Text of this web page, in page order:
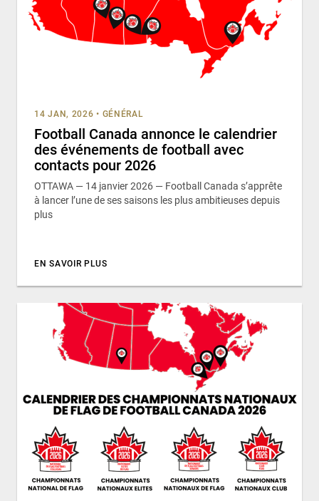
14 JAN, 2026 • GÉNÉRAL
Football Canada annonce le calendrier
des événements de football avec
contacts pour 2026
OTTAWA — 14 janvier 2026 — Football Canada s’apprête
à lancer l’une de ses saisons les plus ambitieuses depuis
plus
EN SAVOIR PLUS